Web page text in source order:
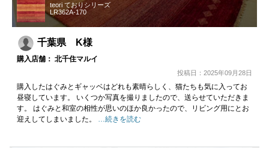
teori ておりシリーズ
LR362A-170
千葉県 K様
購入店舗： 北千住マルイ
投稿日：2025年09月28日
購入したはぐみとギャッベはどれも素晴らしく、猫たちも気に入ってお
昼寝しています。 いくつか写真を撮りましたので、送らせていただきま
す。 はぐみと和室の相性が思いのほか良かったので、リビング用にとお
迎えしてしまいました。 …続きを読む